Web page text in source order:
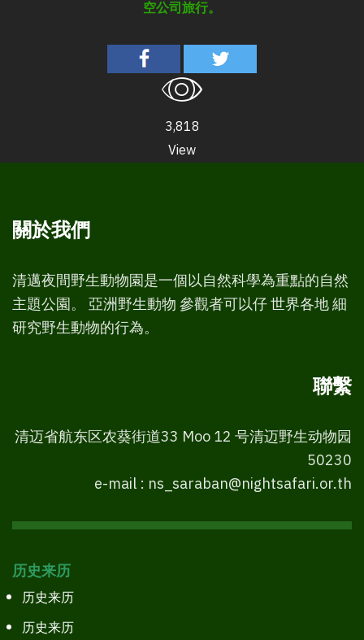
空公司旅行。
3,818
View
關於我們
清邁夜間野生動物園是一個以自然科學為重點的自然
主題公園。 亞洲野生動物 參觀者可以仔 世界各地 細
研究野生動物的行為。
聯繫
清迈省航东区农葵街道33 Moo 12 号清迈野生动物园
50230
e-mail : ns_saraban@nightsafari.or.th
历史来历
历史来历
历史来历